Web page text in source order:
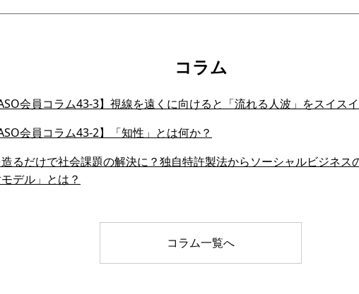
コラム
会員コラム43-3】視線を遠くに向けると「流れる人波」をスイス
会員コラム43-2】「知性」とは何か？
るだけで社会課題の解決に？独自特許製法からソーシャルビジネ
モデル」とは？
コラム一覧へ